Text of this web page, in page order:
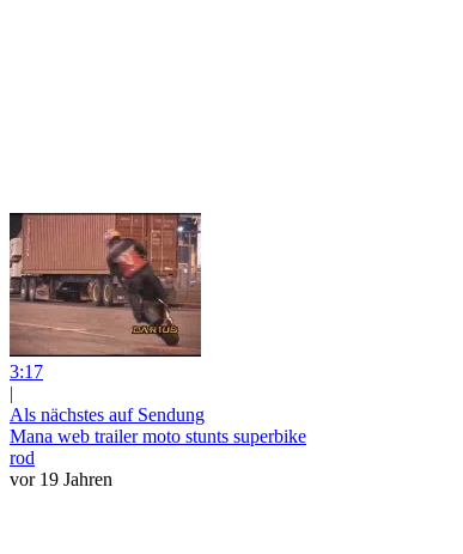
3:17
|
Als nächstes auf Sendung
Mana web trailer moto stunts superbike
rod
vor 19 Jahren